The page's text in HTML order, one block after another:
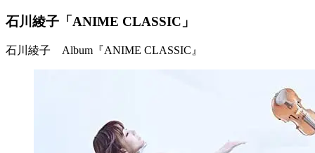
石川綾子「ANIME CLASSIC」
石川綾子 Album『ANIME CLASSIC』